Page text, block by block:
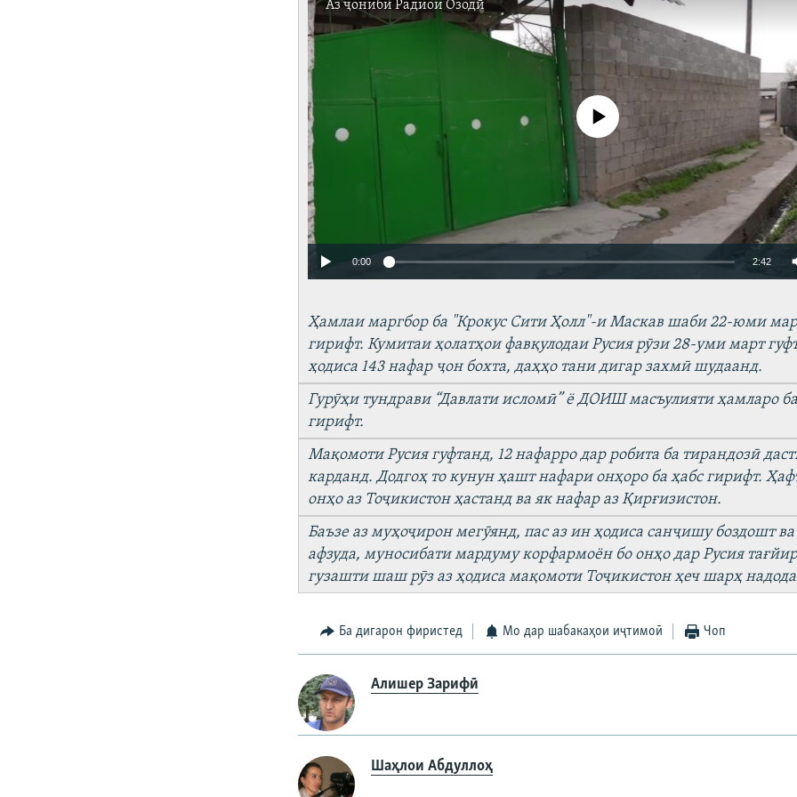
Аз ҷонибиРадиои Озодӣ
Auto 240p 360p 480p
720p 810p
Феълан кор намекунад
0:00 2:42
Ҳамлаимаргбор ба "Крокус СитиҲолл"-и Маскав шаби22-юми
гирифт.Кумитаи ҳолатҳои фавқулодаи Русия рӯзи28-уми март
ҳодиса 143нафар ҷон бохта,даҳҳо тани дигар захмӣ шудаанд.
Гурӯҳи тундрави “Давлати исломӣ” ё ДОИШ масъулияти ҳамларо
гирифт.
Мақомоти Русия гуфтанд, 12нафарро дар робита ба тирандозӣ
карданд.Додгоҳ то кунун ҳашт нафари онҳоро ба ҳабс гирифт.Ҳ
онҳо аз Тоҷикистон ҳастанд ва як нафар аз Қирғизистон.
Баъзе аз муҳоҷирон мегӯянд,пас аз ин ҳодиса санҷишу боздошт ва
афзуда,муносибати мардуму корфармоён бо онҳо дар Русия тағ
гузашти шаш рӯз аз ҳодиса мақомоти Тоҷикистон ҳеч шарҳ
Ба дигарон фиристед Мо дар шабакаҳои иҷтимоӣ Чоп
Алишер Зарифӣ
Шаҳлои Абдуллоҳ